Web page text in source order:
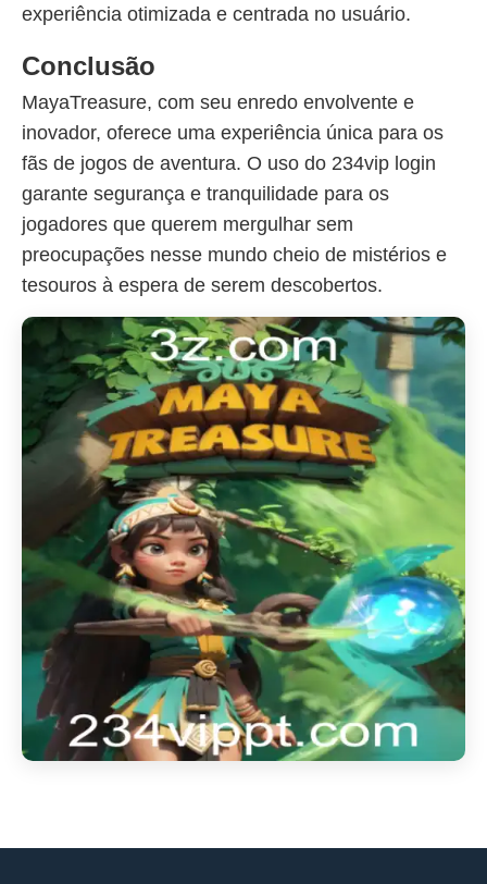
experiência otimizada e centrada no usuário.
Conclusão
MayaTreasure, com seu enredo envolvente e
inovador, oferece uma experiência única para os
fãs de jogos de aventura. O uso do 234vip login
garante segurança e tranquilidade para os
jogadores que querem mergulhar sem
preocupações nesse mundo cheio de mistérios e
tesouros à espera de serem descobertos.